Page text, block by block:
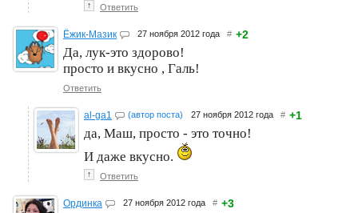
↑ Ответить
Ёжик-Мазик 27 ноября 2012 года # +2
Да, лук-это здорово!
просто и вкусно , Галь!
Ответить
al-ga1 (автор поста) 27 ноября 2012 года # +1
да, Маш, просто - это точно!
И даже вкусно.
↑ Ответить
Ординка 27 ноября 2012 года # +3